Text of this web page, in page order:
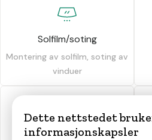
Solfilm/soting
Montering av solfilm, soting av
vinduer
Dekkhotell
Dette nettstedet
informasjonskapsler